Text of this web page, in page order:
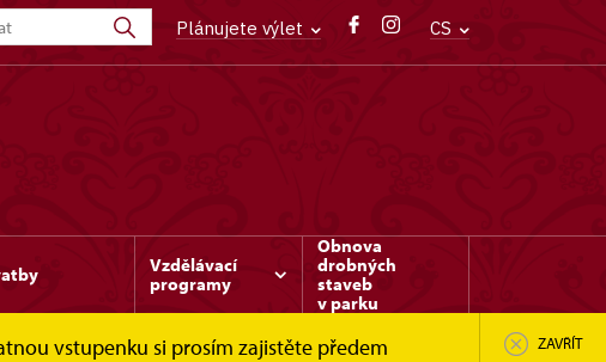
Plánujete výlet CS
Vzdělávací
programy
Obnova
drobných
staveb
v parku
vstupenku si prosím zajistěte předem
ZAVŘÍT